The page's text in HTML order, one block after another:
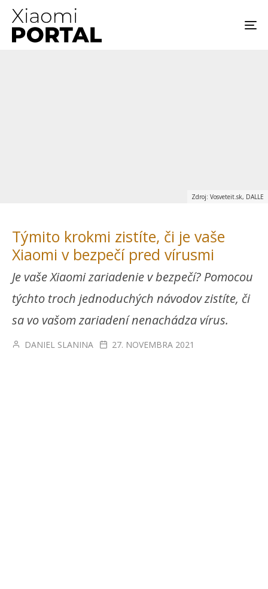
Zdroj: Vosveteit.sk, DALLE
Týmito krokmi zistíte, či je vaše
Xiaomi v bezpečí pred vírusmi
Je vaše Xiaomi zariadenie v bezpečí? Pomocou
týchto troch jednoduchých návodov zistíte, či
sa vo vašom zariadení nenachádza vírus.
DANIEL SLANINA 27. NOVEMBRA 2021